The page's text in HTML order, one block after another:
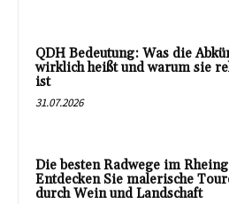
QDH Bedeutung: Was die
wirklich heißt und warum sie
ist
31.07.2026
Die besten Radwege im
Entdecken Sie malerische
durch Wein und Landschaft